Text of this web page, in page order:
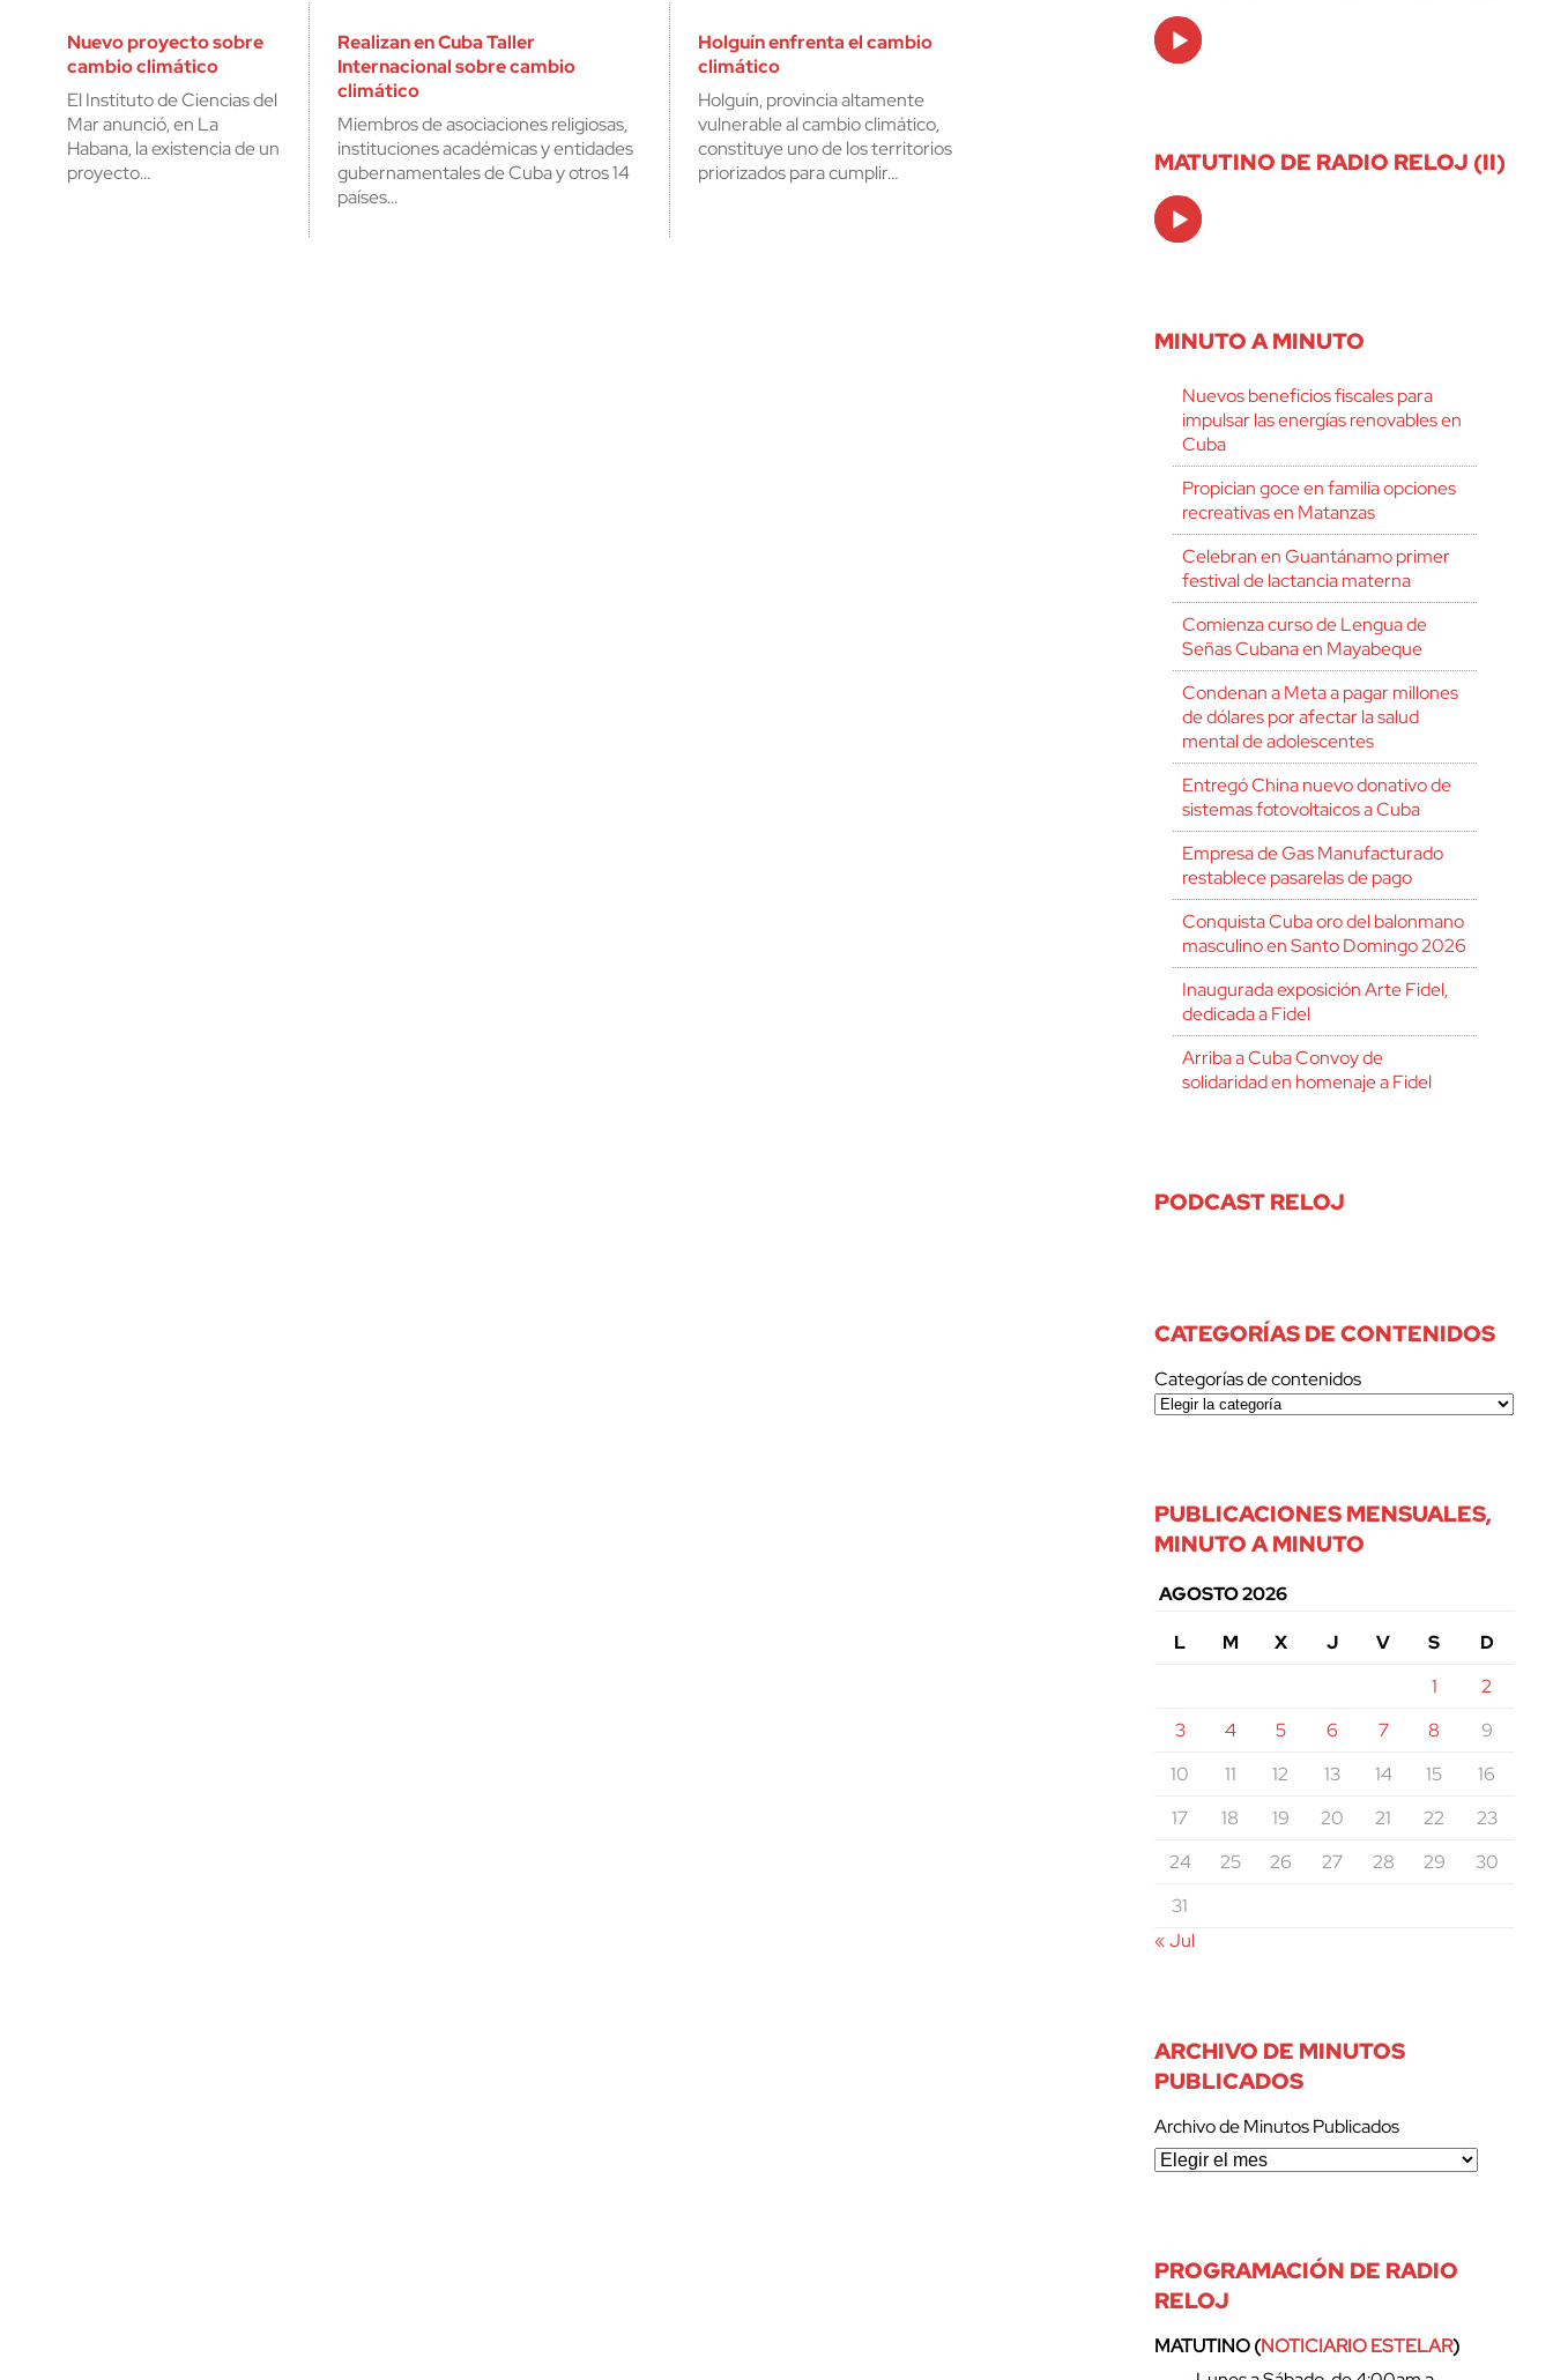
Nuevo proyecto sobre
cambio climático
El Instituto de Ciencias del
Mar anunció, en La
Habana, la existencia de un
proyecto…
Realizan en Cuba Taller
Internacional sobre cambio
climático
Miembros de asociaciones religiosas,
instituciones académicas y entidades
gubernamentales de Cuba y otros 14
países…
Holguín enfrenta el cambio
climático
Holguín, provincia altamente
vulnerable al cambio climático,
constituye uno de los territorios
priorizados para cumplir…
Audio
Player
MATUTINO DE RADIO RELOJ (II)
Audio
Player
MINUTO A MINUTO
Nuevos beneficios fiscales para
impulsar las energías renovables en
Cuba
Propician goce en familia opciones
recreativas en Matanzas
Celebran en Guantánamo primer
festival de lactancia materna
Comienza curso de Lengua de
Señas Cubana en Mayabeque
Condenan a Meta a pagar millones
de dólares por afectar la salud
mental de adolescentes
Entregó China nuevo donativo de
sistemas fotovoltaicos a Cuba
Empresa de Gas Manufacturado
restablece pasarelas de pago
Conquista Cuba oro del balonmano
masculino en Santo Domingo 2026
Inaugurada exposición Arte Fidel,
dedicada a Fidel
Arriba a Cuba Convoy de
solidaridad en homenaje a Fidel
PODCAST RELOJ
CATEGORÍAS DE CONTENIDOS
Categorías de contenidos
PUBLICACIONES MENSUALES,
MINUTO A MINUTO
AGOSTO 2026
L
M X J V S
D
1
2
3
4 5 6 7 8
9
10
11 12 13 14 15
16
17
18 19 20 21 22
23
24
25 26 27 28 29
30
31
« Jul
ARCHIVO DE MINUTOS
PUBLICADOS
Archivo de Minutos Publicados
PROGRAMACIÓN DE RADIO
RELOJ
MATUTINO (NOTICIARIO ESTELAR)